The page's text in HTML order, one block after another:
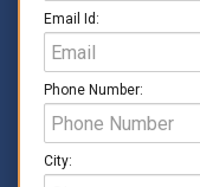
Email Id:
Phone Number:
City: